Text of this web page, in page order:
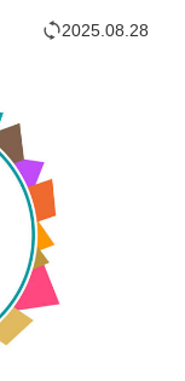
2025.08.28